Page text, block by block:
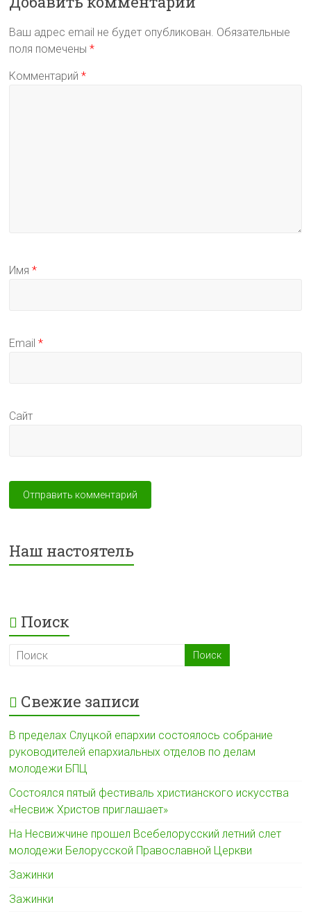
ь
Ваш адрес email не будет опубликован. Обязательные
поля помечены*
Комментарий*
Имя*
Email*
Сайт
Наш настоятель
Поиск
Свежие записи
В пределах Слуцкой епархии состоялось собрание
руководителей епархиальных отделов по делам
молодежи БПЦ
Состоялся пятый фестиваль христианского искусства
«Несвиж Христов приглашает»
На Несвижчине прошел Всебелорусский летний слет
молодежи Белорусской Православной Церкви
Зажинки
Зажинки